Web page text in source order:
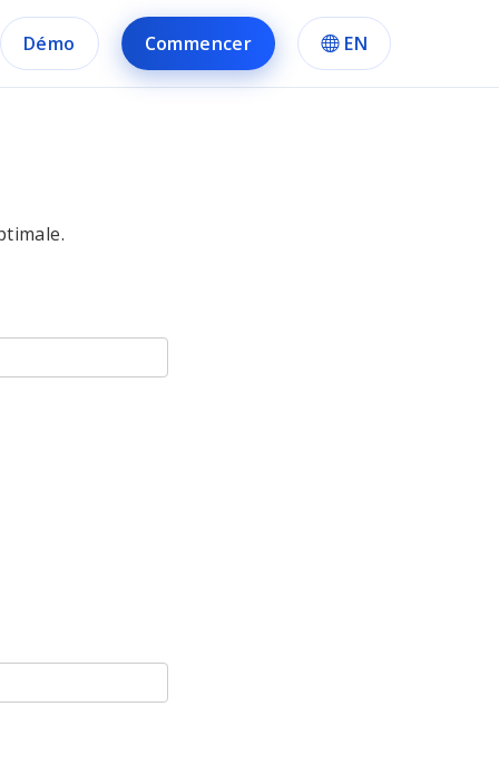
Démo Commencer EN